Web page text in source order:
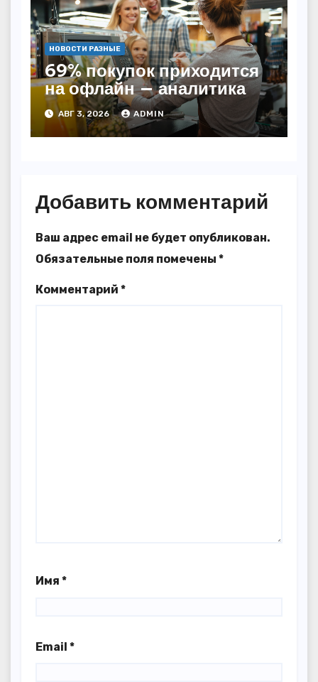
НОВОСТИ РАЗНЫЕ
69% покупок приходится
на офлайн — аналитика
АВГ 3, 2026 ADMIN
Добавить комментарий
Ваш адрес email не будет опубликован.
Обязательные поля помечены *
Комментарий *
Имя *
Email *